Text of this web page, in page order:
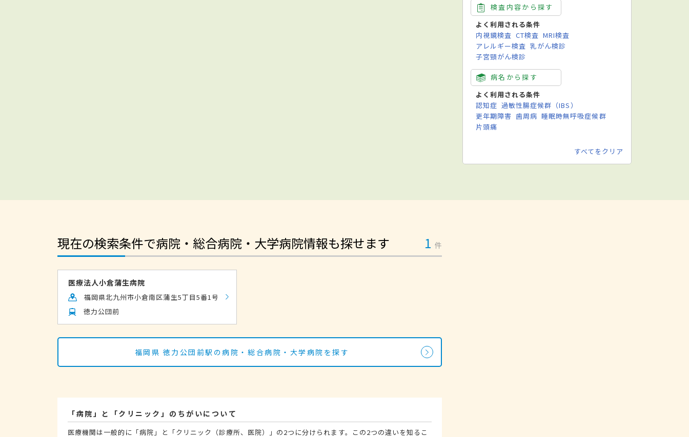
検査内容から探す
よく利用される条件
内視鏡検査 CT検査 MRI検査
アレルギー検査 乳がん検診
子宮頸がん検診
病名から探す
よく利用される条件
認知症 過敏性腸症候群（IBS）
更年期障害 歯周病 睡眠時無呼吸症候群
片頭痛
すべてをクリア
現在の検索条件で病院・総合病院・大学病院情報も探せます 1 件
医療法人小倉蒲生病院
福岡県北九州市小倉南区蒲生5丁目5番1号
徳力公団前
福岡県 徳力公団前駅の病院・総合病院・大学病院を探す
「病院」と「クリニック」のちがいについて
医療機関は一般的に「病院」と「クリニック（診療所、医院）」の2つに分けられます。この2つの違いを知るこ